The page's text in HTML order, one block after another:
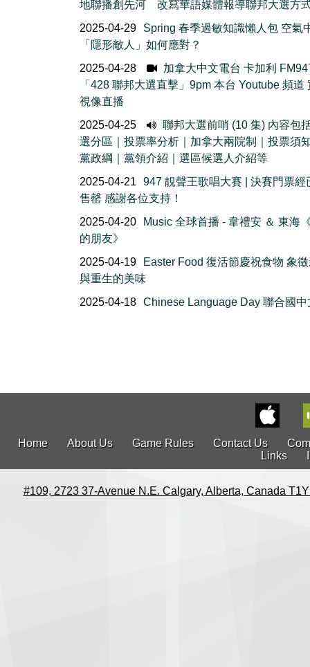
地聯播創先河 改寫華語媒體報導聯邦大選方
2025-04-29
Spring 春季過敏知識懶人包 空氣
「隱形敵人」如何應對？
2025-04-28
加拿大中文電台 卡加利
「428 聯邦大選直擊」9pm 本台 Youtube 頻道
視像直播
2025-04-25
聯邦大選前哨 (10 集) 內容包
選分區｜投票率分析｜加拿大兩院制｜投票須
黨政綱｜黨領介紹｜選區候選人介紹等
2025-04-21
947 靚聲王歌唱大賽 | 決賽門票經
售罄 感謝各位支持！
2025-04-20
Music 全球首播 - 韋禮安 ＆ 東海
的朋友》
2025-04-19
Easter Food 復活節慶祝食物 象
與重生的美味
2025-04-18 Chinese Language Day 聯合國中
Home About Us Game Rules Contact Us
Links
#109, 2723 37-Avenue N.E. Calgary, Alberta, Canada